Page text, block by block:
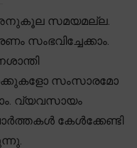
അനുകൂല സമയമല്ല.
സംഭവിച്ചേക്കാം.
സംസാരമോ
വ്യവസായം
കേൾക്കേണ്ടി